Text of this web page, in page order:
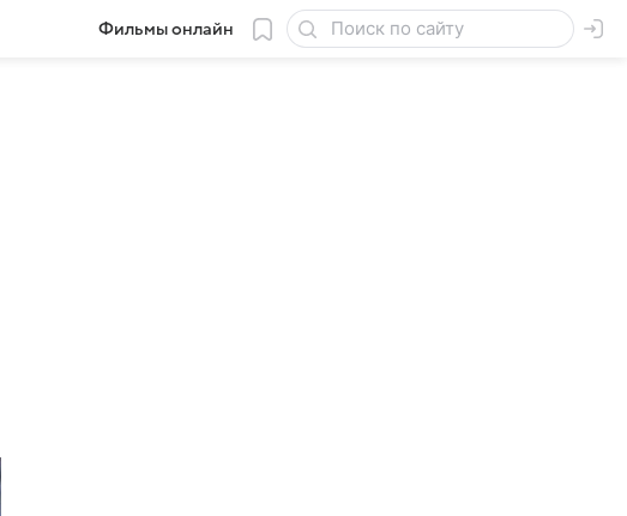
Фильмы онлайн